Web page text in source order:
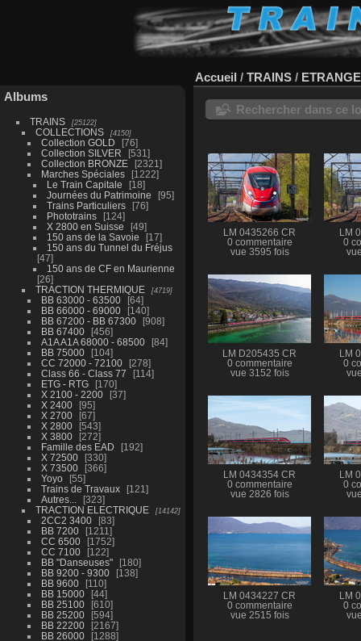
Albums
TRAINS 25122
COLLECTIONS 4150
Collection GOLD
76
Collection SILVER
531
Collection BRONZE
2321
Marches Spéciales
1222
Le Train Capitale
18
Journées du Patrimoine
95
Trains Particuliers
76
Phototrains
124
X 2800 en Suisse
49
150 ans de la Savoie
17
150 ans du Tunnel du Fréjus
47
150 ans de CF en Maurienne
26
TRACTION THERMIQUE
4719
BB 63000 - 63500
64
BB 66000 - 69000
140
BB 67200 - BB 67300
908
BB 67400
456
A1A A1A 68000 - 68500
84
BB 75000
104
CC 72000 - 72100
278
Class 66 - Class 77
114
ETG - RTG
170
X 2100 - 2200
37
X 2400
95
X 2700
67
X 2800
543
X 3800
272
Famille des EAD
192
X 72500
330
X 73500
366
Yoyo
55
Trains de Travaux
121
Autres...
323
TRACTION ELECTRIQUE
14142
2CC2 3400
83
BB 7200
1211
CC 6500
1752
CC 7100
122
BB "Danseuses"
180
BB 9200 - 9300
138
BB 9600
110
BB 15000
44
BB 25100
610
BB 25200
594
BB 22200
2167
BB 26000
1288
Accueil / TRAINS /
Rechercher dans ce
LM 0435266 CR
0 commentaire
vue 3595 fois
LM
0
LM D205435 CR
0 commentaire
vue 3152 fois
LM
0
LM 0434354 CR
0 commentaire
vue 2826 fois
LM
0
LM 0434227 CR
0 commentaire
vue 2515 fois
LM
0